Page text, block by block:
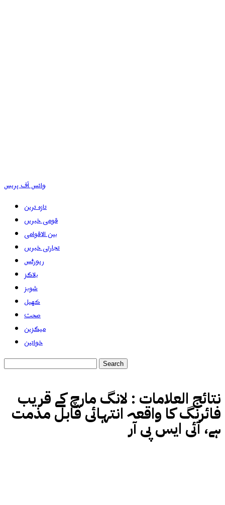
وائس آف پریس
تازہ ترین
قومی خبریں
بین الاقوامی
تجارتی خبریں
رپورٹس
بلاگز
شوبز
کھیل
صحت
میگزین
خواتین
نتائج العلامات : لانگ مارچ کے قریب
فائرنگ کا واقعہ انتہائی قابل مذمت
ہے، آئی ایس پی آر